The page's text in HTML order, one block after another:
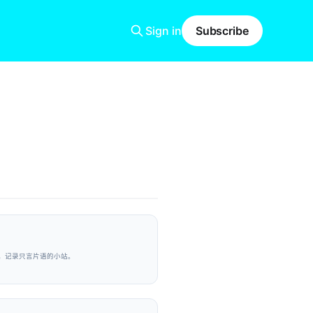
Sign in Subscribe
录只言片语的小站。